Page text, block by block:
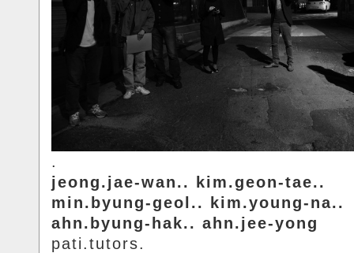
.
jeong.jae-wan.. kim.geon-tae..
min.byung-geol.. kim.young-na..
ahn.byung-hak.. ahn.jee-yong
pati.tutors.